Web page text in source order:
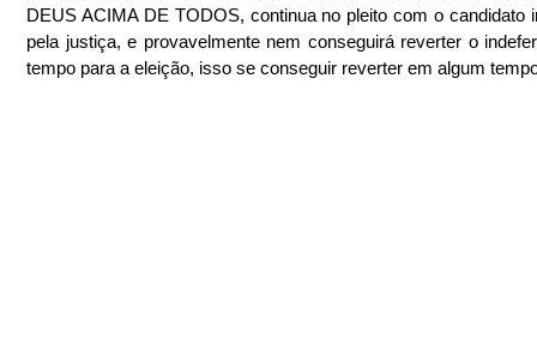
DEUS ACIMA DE TODOS, continua no pleito com o candidato
pela justiça, e provavelmente nem conseguirá reverter o
tempo para a eleição, isso se conseguir reverter em algum